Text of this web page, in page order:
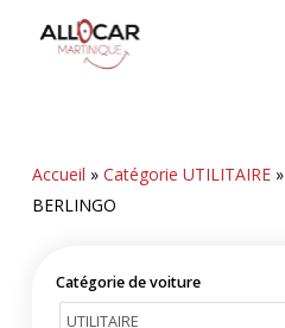
Accueil » Catégorie UTILITAIRE»
BERLINGO
Catégorie de voiture